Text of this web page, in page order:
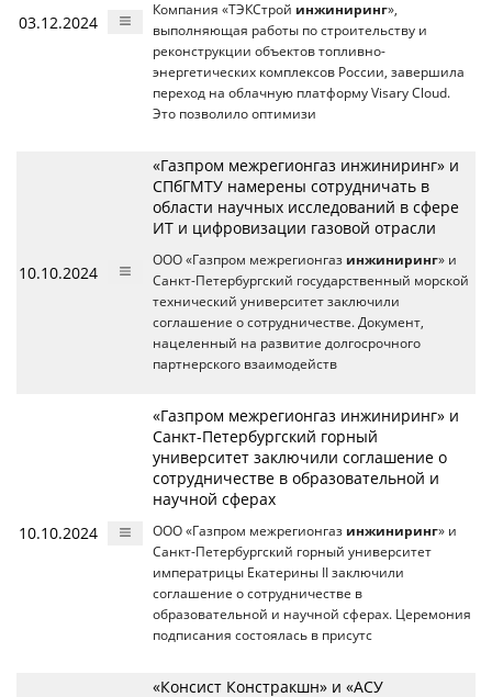
03.12.2024
Компания «ТЭКСтрой инжиниринг»,
выполняющая работы по строительству и
реконструкции объектов топливно-
энергетических комплексов России, завершила
переход на облачную платформу Visary Cloud.
Это позволило оптимизи
10.10.2024
«Газпром межрегионгаз инжиниринг» и
СПбГМТУ намерены сотрудничать в
области научных исследований в сфере
ИТ и цифровизации газовой отрасли
ООО «Газпром межрегионгаз инжиниринг» и
Санкт-Петербургский государственный морской
технический университет заключили
соглашение о сотрудничестве. Документ,
нацеленный на развитие долгосрочного
партнерского взаимодейств
10.10.2024
«Газпром межрегионгаз инжиниринг» и
Санкт-Петербургский горный
университет заключили соглашение о
сотрудничестве в образовательной и
научной сферах
ООО «Газпром межрегионгаз инжиниринг» и
Санкт-Петербургский горный университет
императрицы Екатерины II заключили
соглашение о сотрудничестве в
образовательной и научной сферах. Церемония
подписания состоялась в присутс
«Консист Констракшн» и «АСУ